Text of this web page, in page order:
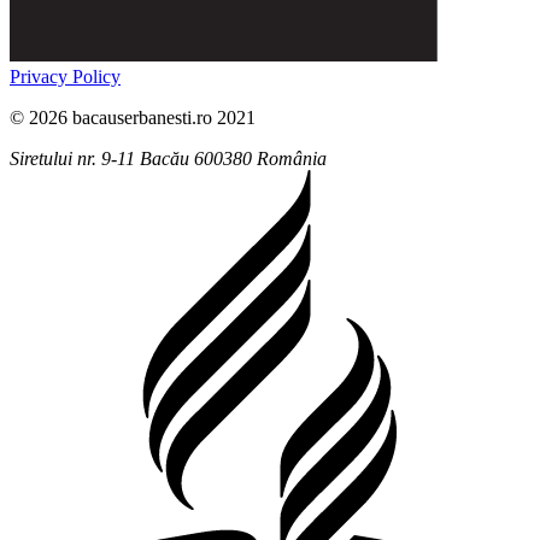
Privacy Policy
© 2026 bacauserbanesti.ro 2021
Siretului nr. 9-11 Bacău 600380 România